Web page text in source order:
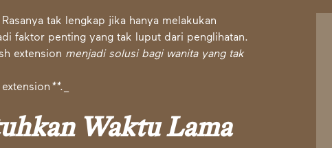
tak lengkap jika hanya melakukan
faktor penting yang tak luput dari penglihatan.
extension menjadi solusi bagi wanita yang tak
**._
Waktu Lama